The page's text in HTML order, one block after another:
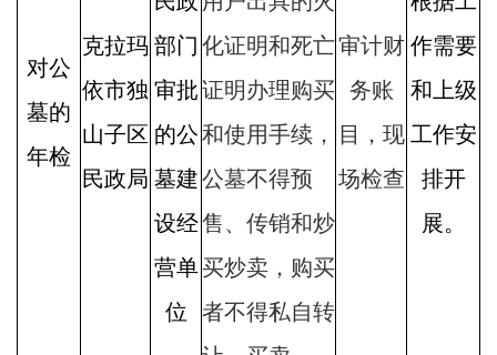
对公
墓的
年检
克拉玛
依市独
山子区
民政局
部门
审批
的公
墓建
设经
营单
位
化证明和死亡
证明办理购买
和使用手续，
公墓不得预
售、传销和炒
买炒卖，购买
者不得私自转
审计财
务账
目，现
场检查
作需要
和上级
工作安
排开
展。